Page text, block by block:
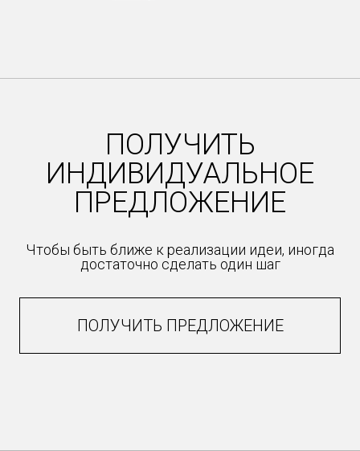
ПОЛУЧИТЬ
ИНДИВИДУАЛЬНОЕ
ПРЕДЛОЖЕНИЕ
Чтобы быть ближе к реализации идеи, иногда
достаточно сделать один шаг
ПОЛУЧИТЬ ПРЕДЛОЖЕНИЕ